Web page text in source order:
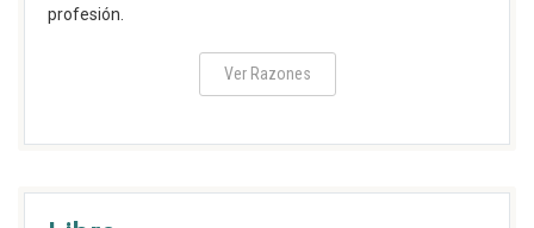
profesión.
Ver Razones